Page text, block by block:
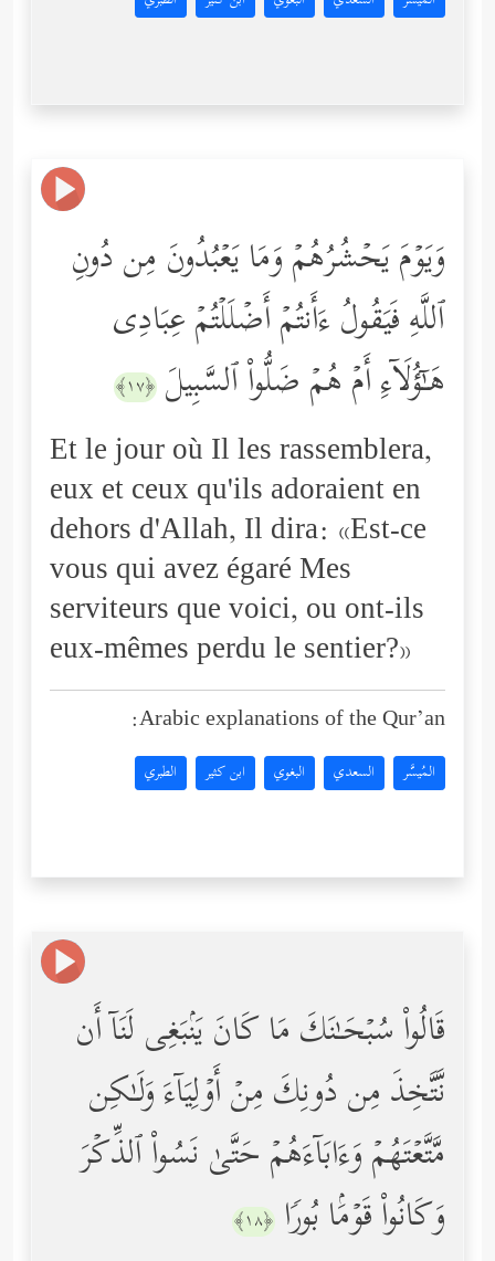
وَیَوۡمَ یَحۡشُرُهُمۡ وَمَا یَعۡبُدُونَ مِن دُونِ
ٱللَّهِ فَیَقُولُ ءَأَنتُمۡ أَضۡلَلۡتُمۡ عِبَادِی
هَـٰۤؤُلَاۤءِ أَمۡ هُمۡ ضَلُّواْ ٱلسَّبِیلَ ﴿١٧﴾
Et le jour où Il les rassemblera,
eux et ceux qu'ils adoraient en
dehors d'Allah, Il dira: «Est-ce
vous qui avez égaré Mes
serviteurs que voici, ou ont-ils
eux-mêmes perdu le sentier?»
Arabic explanations of the Qur’an:
المُيسَّر السعدي البغوي ابن كثير الطبري
قَالُواْ سُبۡحَـٰنَكَ مَا كَانَ یَنۢبَغِی لَنَاۤ أَن
نَّتَّخِذَ مِن دُونِكَ مِنۡ أَوۡلِیَاۤءَ وَلَـٰكِن
مَّتَّعۡتَهُمۡ وَءَابَاۤءَهُمۡ حَتَّىٰ نَسُواْ ٱلذِّكۡرَ
وَكَانُواْ قَوۡمَۢا بُورࣰا ﴿١٨﴾